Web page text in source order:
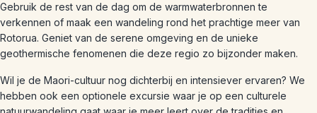
Gebruik de rest van de dag om de warmwaterbronnen te
verkennen of maak een wandeling rond het prachtige meer van
Rotorua. Geniet van de serene omgeving en de unieke
geothermische fenomenen die deze regio zo bijzonder maken.
Wil je de Maori-cultuur nog dichterbij en intensiever ervaren? We
hebben ook een optionele excursie waar je op een culturele